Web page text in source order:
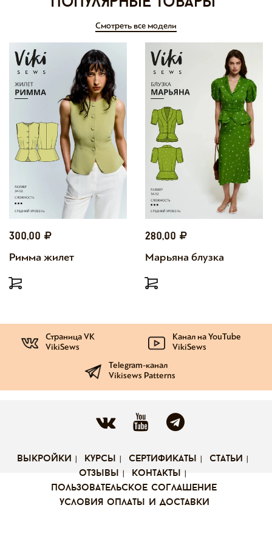
Смотреть все модели
300,00
Римма жилет
280,00
Марьяна блузка
Страница VK
VikiSews
Канал на YouTube
VikiSews
Telegram-канал
Vikisews Patterns
выкройки курсы сертификаты
статьи
отзывы
контакты
пользовательское соглашение
условия оплаты и доставки